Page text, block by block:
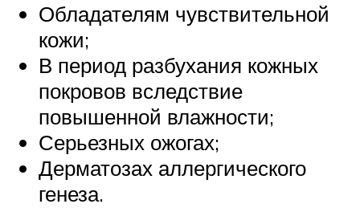
Обладателям чувствительной
кожи;
В период разбухания кожных
покровов вследствие
повышенной влажности;
Серьезных ожогах;
Дерматозах аллергического
генеза.